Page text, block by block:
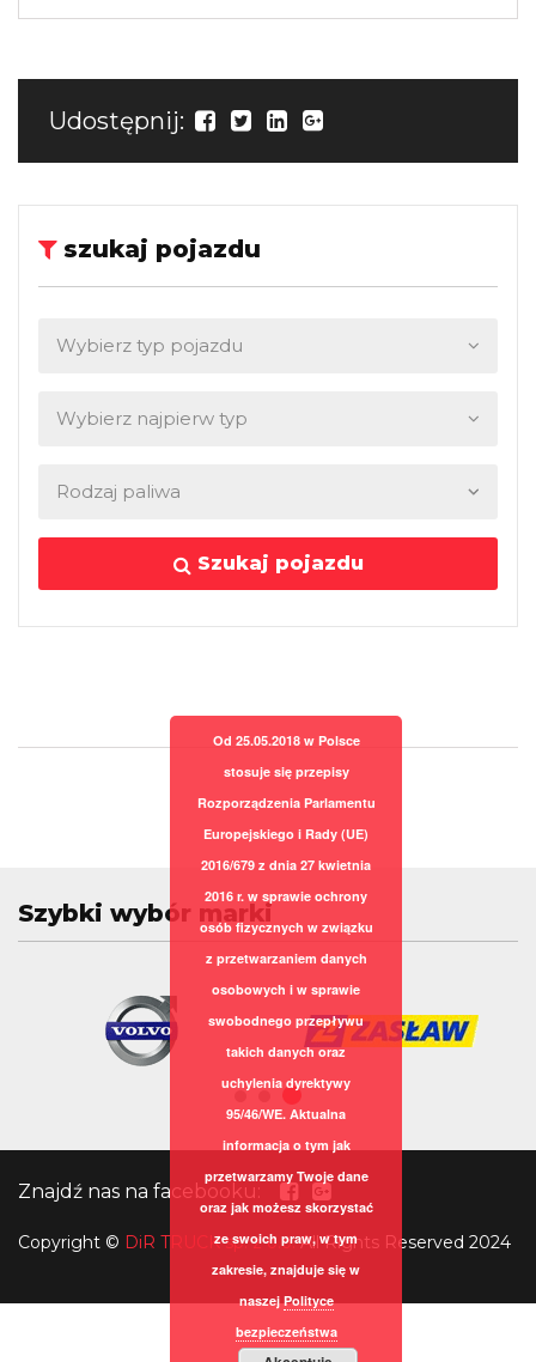
Udostępnij:
szukaj pojazdu
Szukaj pojazdu
Szybki wybór marki
Znajdź nas na facebooku:
Copyright © DiR TRUCK sp. z o.o.All Rights Reserved 2024
Od 25.05.2018 w Polsce
stosuje się przepisy
Rozporządzenia Parlamentu
Europejskiego i Rady (UE)
2016/679 z dnia 27 kwietnia
2016 r. w sprawie ochrony
osób fizycznych w związku
z przetwarzaniem danych
osobowych i w sprawie
swobodnego przepływu
takich danych oraz
uchylenia dyrektywy
95/46/WE. Aktualna
informacja o tym jak
przetwarzamy Twoje dane
oraz jak możesz skorzystać
ze swoich praw, w tym
zakresie, znajduje się w
naszejPolityce
bezpieczeństwa